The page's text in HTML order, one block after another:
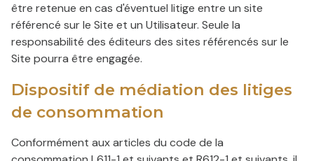
être retenue en cas d'éventuel litige entre un site
référencé sur le Site et un Utilisateur. Seule la
responsabilité des éditeurs des sites référencés sur le
Site pourra être engagée.
Dispositif de médiation des litiges
de consommation
Conformément aux articles du code de la